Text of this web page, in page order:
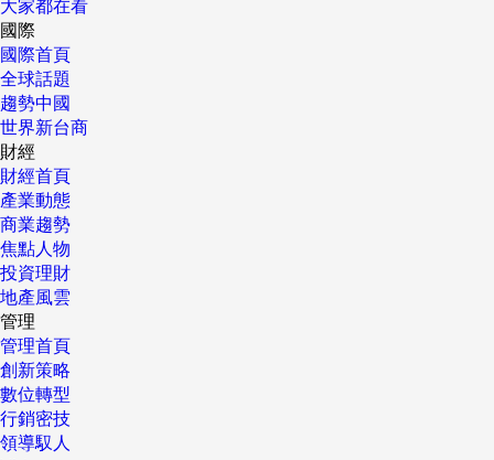
大家都在看
國際
國際首頁
全球話題
趨勢中國
世界新台商
財經
財經首頁
產業動態
商業趨勢
焦點人物
投資理財
地產風雲
管理
管理首頁
創新策略
數位轉型
行銷密技
領導馭人